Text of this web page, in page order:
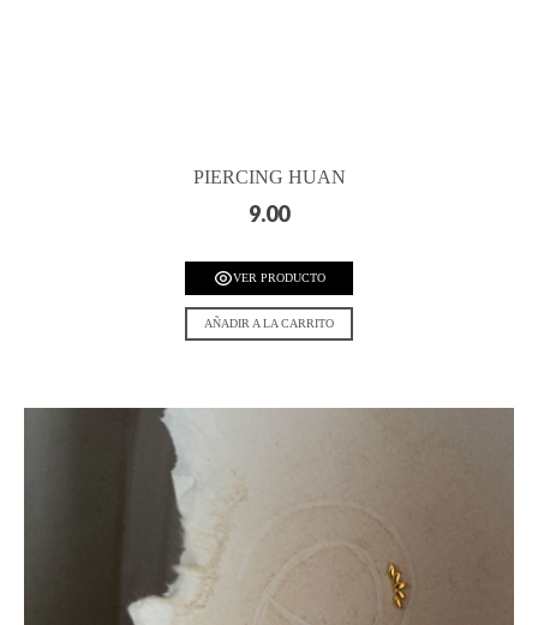
PIERCING HUAN
9.00
VER PRODUCTO
AÑADIR A LA CARRITO